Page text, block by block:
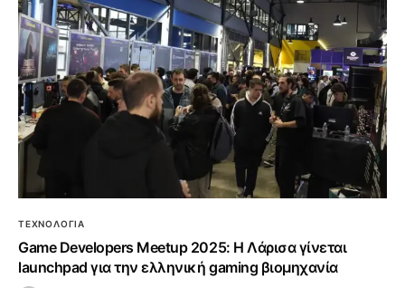
ΤΕΧΝΟΛΟΓΙΑ
Game Developers Meetup 2025: Η Λάρισα γίνεται
launchpad για την ελληνική gaming βιομηχανία